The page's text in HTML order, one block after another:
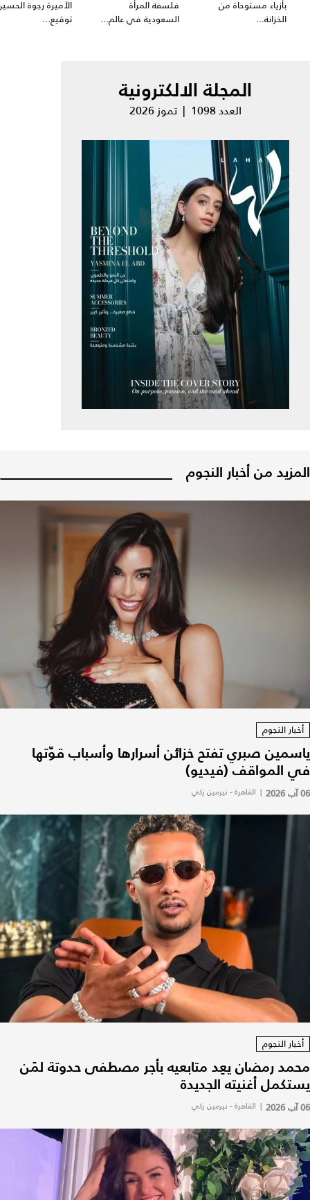
بأزياء مستوحاة من
الخزانة...
فلسفة المرأة
السعودية في عالم...
الأميرة رجوة
توقيع...
المجلة الالكترونية
العدد 1098 | تموز 2026
المزيد من أخبار النجوم
أخبار النجوم
ياسمين صبري تفتح خزائن أسرارها وأسباب قوّتها
في المواقف (فيديو)
06 آب 2026 | القاهرة - نيرمين زكي
أخبار النجوم
محمد رمضان يعِد متابعيه بأجر مصطفى حدوتة لمَن
يستكمل أغنيته الجديدة
06 آب 2026 | القاهرة - نيرمين زكي